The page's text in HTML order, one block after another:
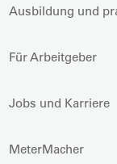
Ausbildung und
Für Arbeitgeber
Jobs und Karriere
MeterMacher